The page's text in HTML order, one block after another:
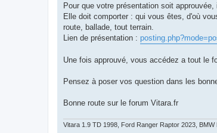
Pour que votre présentation soit
Elle doit comporter : qui vous êtes, d'où
route, ballade, tout terrain.
Lien de présentation :
Une fois approuvé, vous accédez a tout le
Pensez à poser vos question dans les
Bonne route sur le forum Vitara.fr
Vitara 1.9 TD 1998, Ford Ranger Raptor 2023,